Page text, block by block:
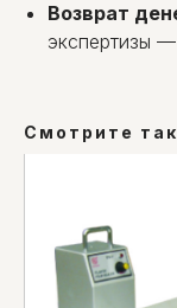
Возврат
экспертизы
Смотрите